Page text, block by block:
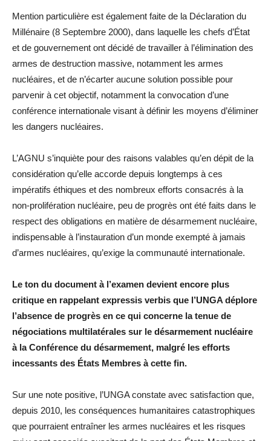
Mention particulière est également faite de la Déclaration du
Millénaire (8 Septembre 2000), dans laquelle les chefs d’État
et de gouvernement ont décidé de travailler à l’élimination des
armes de destruction massive, notamment les armes
nucléaires, et de n’écarter aucune solution possible pour
parvenir à cet objectif, notamment la convocation d’une
conférence internationale visant à définir les moyens d’éliminer
les dangers nucléaires.
L’AGNU s’inquiète pour des raisons valables qu’en dépit de la
considération qu’elle accorde depuis longtemps à ces
impératifs éthiques et des nombreux efforts consacrés à la
non-prolifération nucléaire, peu de progrès ont été faits dans le
respect des obligations en matière de désarmement nucléaire,
indispensable à l’instauration d’un monde exempté à jamais
d’armes nucléaires, qu’exige la communauté internationale.
Le ton du document à l’examen devient encore plus
critique en rappelant expressis verbis que l’UNGA déplore
l’absence de progrès en ce qui concerne la tenue de
négociations multilatérales sur le désarmement nucléaire
à la Conférence du désarmement, malgré les efforts
incessants des États Membres à cette fin.
Sur une note positive, l’UNGA constate avec satisfaction que,
depuis 2010, les conséquences humanitaires catastrophiques
que pourraient entraîner les armes nucléaires et les risques